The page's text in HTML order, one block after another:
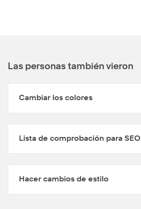
Las personas también vieron
Cambiar los colores
Lista de comprobación para SEO
Hacer cambios de estilo